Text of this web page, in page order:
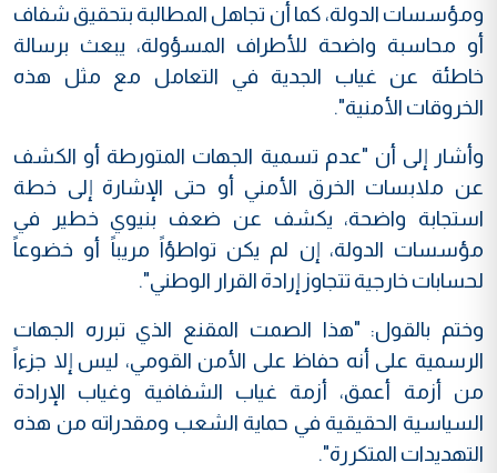
ومؤسسات الدولة، كما أن تجاهل المطالبة بتحقيق شفاف
أو محاسبة واضحة للأطراف المسؤولة، يبعث برسالة
خاطئة عن غياب الجدية في التعامل مع مثل هذه
الخروقات الأمنية".
وأشار إلى أن "عدم تسمية الجهات المتورطة أو الكشف
عن ملابسات الخرق الأمني أو حتى الإشارة إلى خطة
استجابة واضحة، يكشف عن ضعف بنيوي خطير في
مؤسسات الدولة، إن لم يكن تواطؤاً مريباً أو خضوعاً
لحسابات خارجية تتجاوز إرادة القرار الوطني".
وختم بالقول: "هذا الصمت المقنع الذي تبرره الجهات
الرسمية على أنه حفاظ على الأمن القومي، ليس إلا جزءاً
من أزمة أعمق، أزمة غياب الشفافية وغياب الإرادة
السياسية الحقيقية في حماية الشعب ومقدراته من هذه
التهديدات المتكررة".